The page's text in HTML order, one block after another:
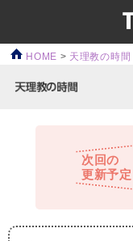
HOME > 天理教の時間
次回の
更新予定